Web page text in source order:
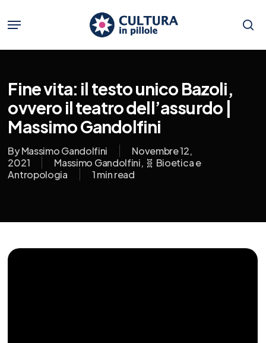
main
content
Menu
Fine vita: il testo unico Bazoli,
ovvero il teatro dell’assurdo |
Massimo Gandolfini
ByMassimo Gandolfini
Novembre 12,
2021
Massimo Gandolfini, 🧬 Bioetica e
Antropologia
1 min read